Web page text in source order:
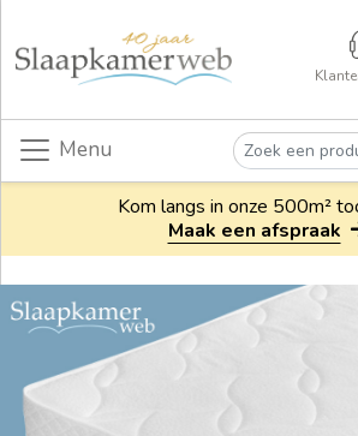
Menu
Kom langs in onze 500m²
Maak een afspraak